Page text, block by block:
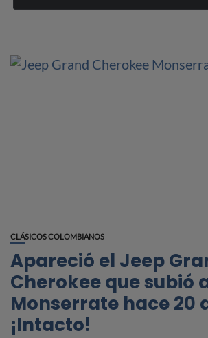
CLÁSICOS COLOMBIANOS
Apareció el Jeep
Cherokee que subió
Monserrate hace 20
¡Intacto!